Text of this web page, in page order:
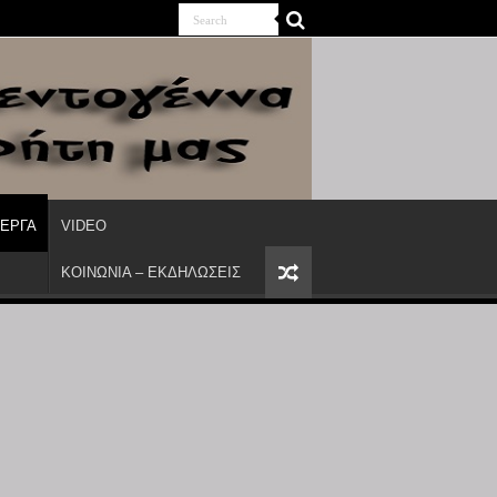
VIDEO
ΚΟΙΝΩΝΙΑ – ΕΚΔΗΛΩΣΕΙΣ